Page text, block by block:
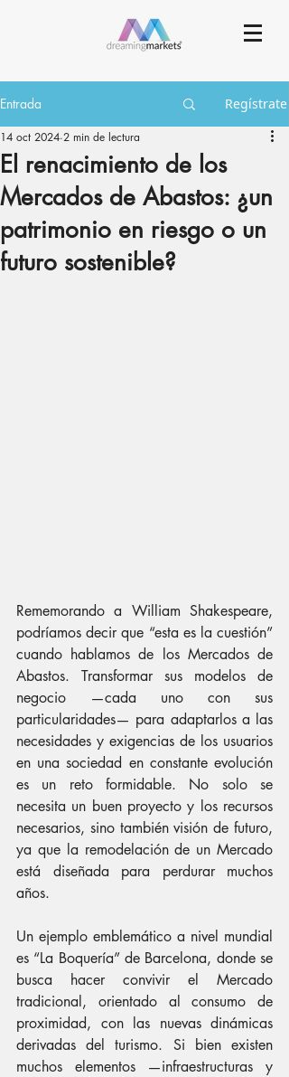
Entrada Regístrate
El renacimiento de los
Mercados de Abastos: ¿un
patrimonio en riesgo o un
futuro sostenible?
14 oct 2024 2 min de lectura
Rememorando a William Shakespeare,
podríamos decir que “esta es la cuestión”
cuando hablamos de los Mercados de
Abastos. Transformar sus modelos de
negocio —cada uno con sus
particularidades— para adaptarlos a las
necesidades y exigencias de los usuarios
en una sociedad en constante evolución
es un reto formidable. No solo se
necesita un buen proyecto y los recursos
necesarios, sino también visión de futuro,
ya que la remodelación de un Mercado
está diseñada para perdurar muchos
años.
Un ejemplo emblemático a nivel mundial
es “La Boquería” de Barcelona, donde se
busca hacer convivir el Mercado
tradicional, orientado al consumo de
proximidad, con las nuevas dinámicas
derivadas del turismo. Si bien existen
muchos elementos —infraestructuras y